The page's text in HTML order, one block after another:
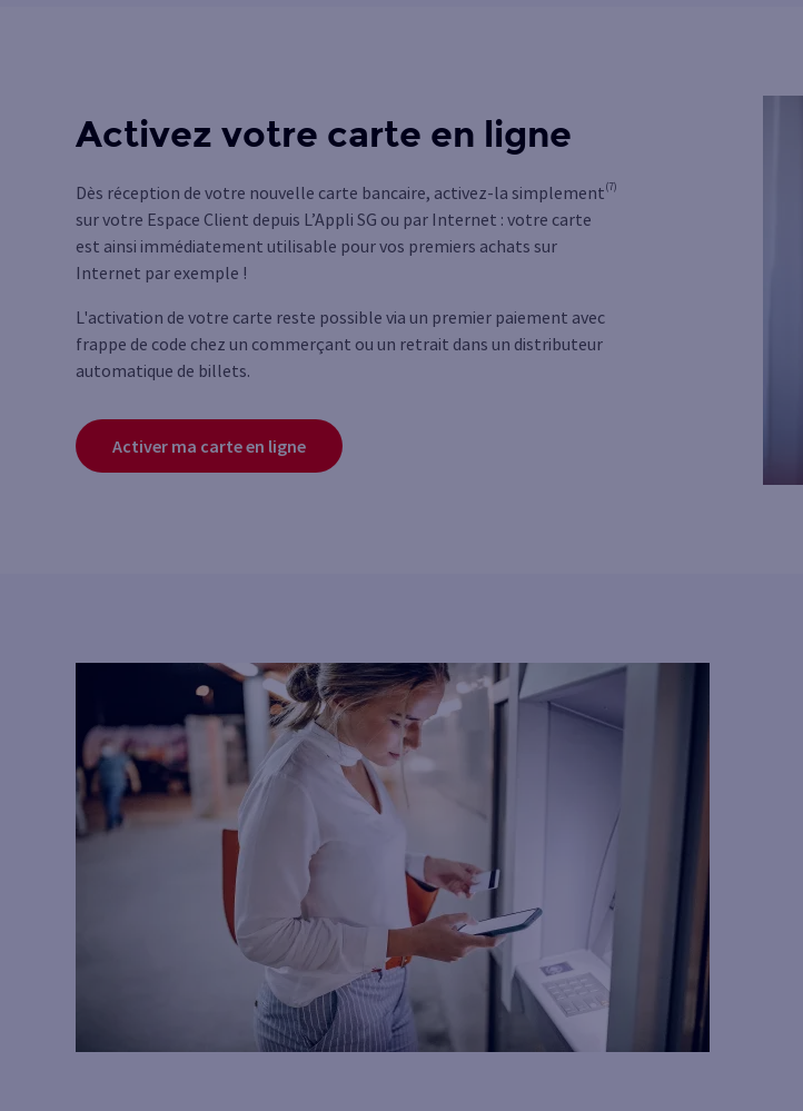
Activez votre carte en ligne
Dès réception de votre nouvelle carte bancaire, activez-la simplement(7)
sur votre Espace Client depuis L’Appli SG ou par Internet : votre carte
est ainsi immédiatement utilisable pour vos premiers achats sur
Internet par exemple !
L'activation de votre carte reste possible via un premier paiement avec
frappe de code chez un commerçant ou un retrait dans un distributeur
automatique de billets.
Activer ma carte en ligne